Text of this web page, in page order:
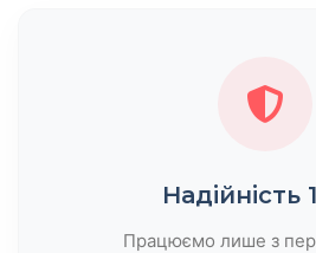
Надійність
Працюємо лише з